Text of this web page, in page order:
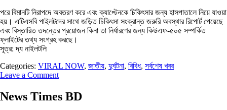
পরে বিমানটি নিরাপদে অবতরণ করে এবং ক্যাপ্টেনকে চিকিৎসার জন্য হাসপাতালে নিয়ে যাওয়া
হয়। এটিএসবি পাইলটদের সাথে জড়িত চিকিৎসা সংক্রান্ত জরুরি অবস্থার রিপোর্ট পেয়েছে
এবং বিস্তারিত তদন্তের প্রয়োজন কিনা তা নির্ধারণের জন্য কিউএফ-৫০৫ সম্পর্কিত
ফ্লাইটের তথ্য সংগ্রহ করছে।
সূত্র: দ্য নাইলটলি
Categories: VIRAL NOW, জাতীয়, দুর্ঘটনা, বিবিধ, সর্বশেষ খবর
Leave a Comment
News Times BD